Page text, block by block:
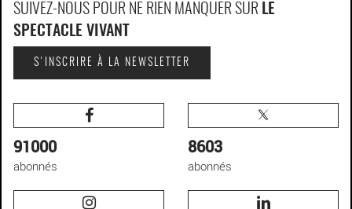
SUIVEZ-NOUS POUR NE RIEN MANQUER SUR LE
SPECTACLE VIVANT
S'INSCRIRE À LA NEWSLETTER
91000
abonnés
8603
abonnés